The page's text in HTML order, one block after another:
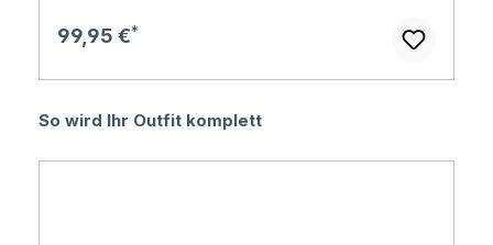
Regulärer Preis:
99,95 €
Produktgalerie überspringen
So wird Ihr Outfit komplett